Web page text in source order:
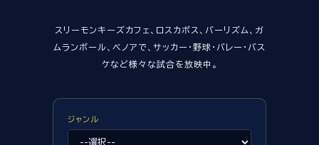
スリーモンキーズカフェ、ロスカボス、バーリズム、ガ
ムランボール、ベノアで、サッカー・野球・バレー・バス
ケなど様々な試合を放映中。
ジャンル